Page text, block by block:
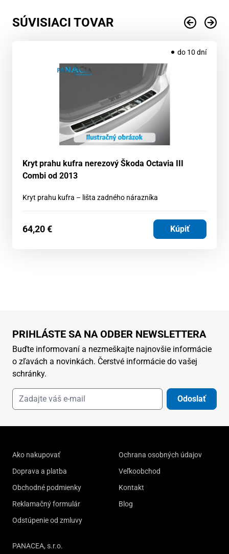
SÚVISIACI TOVAR
do 10 dní
Kryt prahu kufra nerezový Škoda Octavia III
Combi od 2013
Kryt prahu kufra – lišta zadného nárazníka
64,20€ Kúpiť
PRIHLÁSTE SA NA ODBER NEWSLETTERA
Buďte informovaní a nezmeškajte najnovšie informácie
o zľavách a novinkách. Čerstvé informácie do vašej
schránky.
Odoslať
Ako nakupovať
Doprava a platba
Obchodné podmienky
Reklamačný formulár
Odstúpenie od zmluvy
Ochrana osobných údajov
Veľkoobchod
Kontakt
Blog
PANACEA, s.r.o.